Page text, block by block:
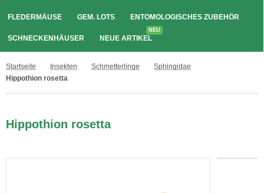
FLEDERMÄUSE GEM. LOTS ENTOMOLOGISCHES ZUBEHÖR
SCHNECKENHÄUSER NEUE ARTIKEL
NEU
Startseite Insekten Schmetterlinge
Sphingidae
Hippothion rosetta
Hippothion rosetta